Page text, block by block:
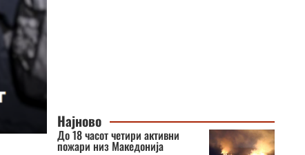
Најново
До 18 часот четири активни
пожари низ Македонија